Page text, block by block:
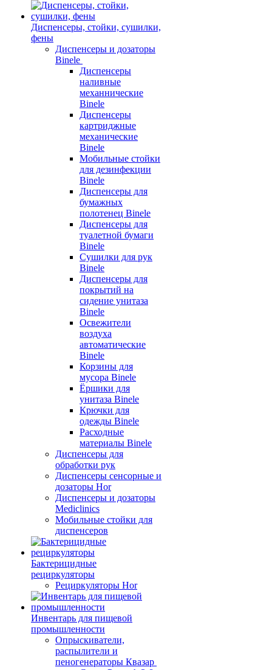
Диспенсеры, стойки, сушилки,
фены
Диспенсеры и дозаторы
Binele
Диспенсеры
наливные
механнические
Binele
Диспенсеры
картриджные
механические
Binele
Мобильные стойки
для дезинфекции
Binele
Диспенсеры для
бумажных
полотенец Binele
Диспенсеры для
туалетной бумаги
Binele
Сушилки для рук
Binele
Диспенсеры для
покрытий на
сидение унитаза
Binele
Освежители
воздуха
автоматические
Binele
Корзины для
мусора Binele
Ёршики для
унитаза Binele
Крючки для
одежды Binele
Расходные
материалы Binele
Диспенсеры для
обработки рук
Диспенсеры сенсорные и
дозаторы Hor
Диспенсеры и дозаторы
Mediclinics
Мобильные стойки для
диспенсеров
Бактерицидные
рециркуляторы
Рециркуляторы Hor
Инвентарь для пищевой
промышленности
Опрыскиватели,
распылители и
пеногенераторы Квазар